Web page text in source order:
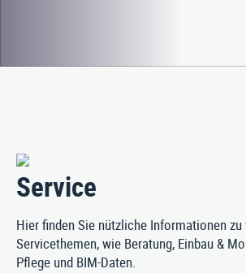
Service
Hier finden Sie nützliche Informationen
Servicethemen, wie Beratung, Einbau &
Pflege und BIM-Daten.